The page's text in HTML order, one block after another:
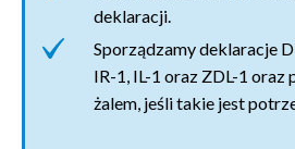
deklaracji.
Sporządzamy deklaracje
IR-1, IL-1 oraz ZDL-1 oraz
żalem, jeśli takie jest